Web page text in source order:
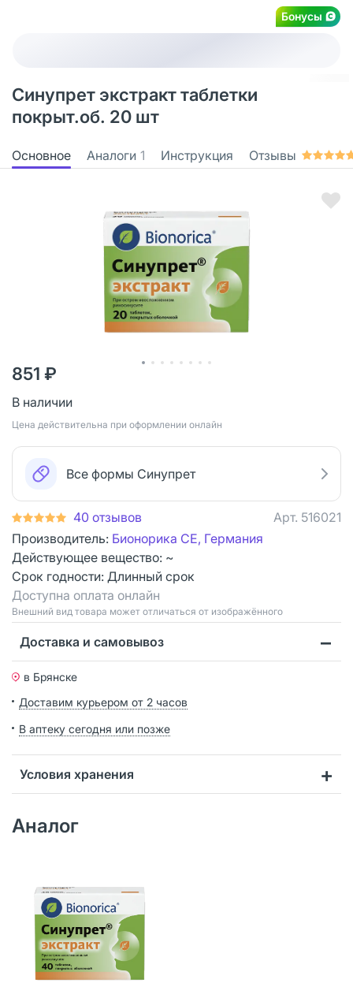
Бонусы
Синупрет экстракт таблетки
покрыт.об. 20 шт
Основное Аналоги 1 Инструкция Отзывы
851 ₽
В наличии
Цена действительна при оформлении онлайн
Все формы Синупрет
40 отзывов Арт. 516021
Производитель: Бионорика СЕ, Германия
Действующее вещество: ~
Срок годности: Длинный срок
Доступна оплата онлайн
Bнешний вид товара может отличаться от изображённого
Доставка и самовывоз
в Брянске
Доставим курьером от 2 часов
В аптеку сегодня или позже
Условия хранения
Аналог